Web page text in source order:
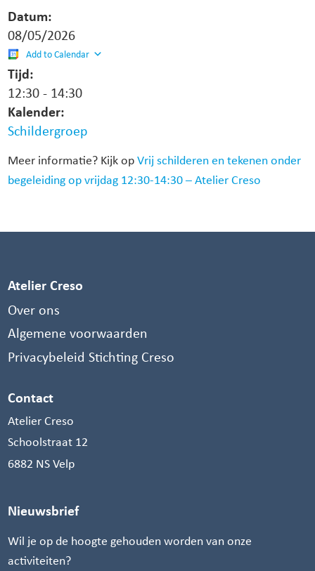
Datum:
08/05/2026
Add to Calendar
Tijd:
12:30- 14:30
Kalender:
Schildergroep
Meer informatie? Kijk opVrij schilderen en tekenen onder
begeleiding op vrijdag 12:30-14:30 – Atelier Creso
Atelier Creso
Over ons
Algemene voorwaarden
Privacybeleid Stichting Creso
Contact
Atelier Creso
Schoolstraat 12
6882 NS Velp
Nieuwsbrief
Wil je op de hoogte gehouden worden van onze
activiteiten?